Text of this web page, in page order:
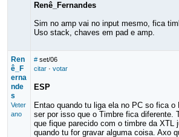
Renê_Fernandes
Sim no amp vai no input mesmo, fica
Uso stack, chaves em pad e amp.
Ren
ê_F
erna
nde
s
Veter
ano
# set/06
citar· votar
ESP
Entao quando tu liga ela no PC so fica
ser por isso que o Timbre fica diferente.
que fique parecido com o timbre da XTL
quando tu for gravar alguma coisa. Axo